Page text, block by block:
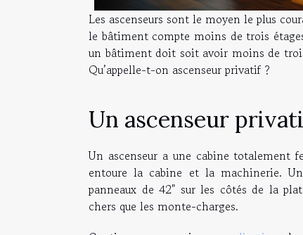
Les ascenseurs sont le moyen le plus
le bâtiment compte moins de trois
un bâtiment doit soit avoir moins de
Qu’appelle-t-on ascenseur privatif ?
Un ascenseur
Un ascenseur a une cabine totalement
entoure la cabine et la machinerie.
panneaux de 42" sur les côtés de la
chers que les monte-charges.